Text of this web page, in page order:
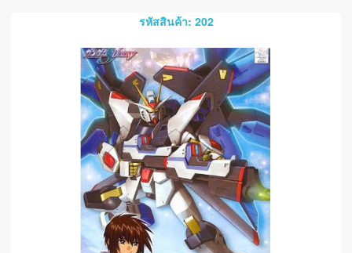
รหัสสินค้า: 202